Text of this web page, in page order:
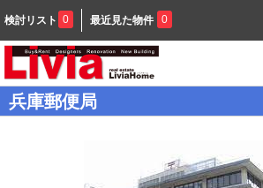
検討リスト 0 最近見た物件 0
兵庫郵便局